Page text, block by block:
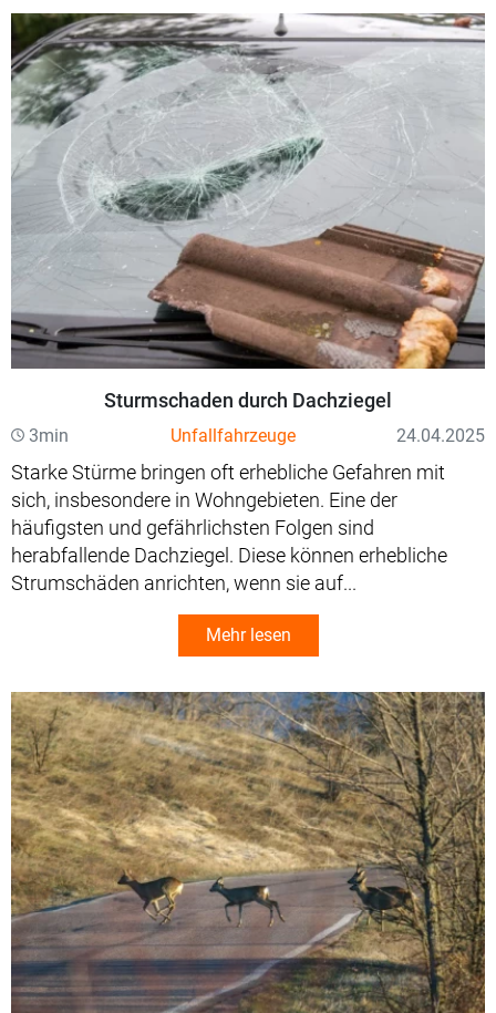
Sturmschaden durch Dachziegel
3min Unfallfahrzeuge 24.04.2025
Starke Stürme bringen oft erhebliche Gefahren mit
sich, insbesondere in Wohngebieten. Eine der
häufigsten und gefährlichsten Folgen sind
herabfallende Dachziegel. Diese können erhebliche
Strumschäden anrichten, wenn sie auf...
Mehr lesen